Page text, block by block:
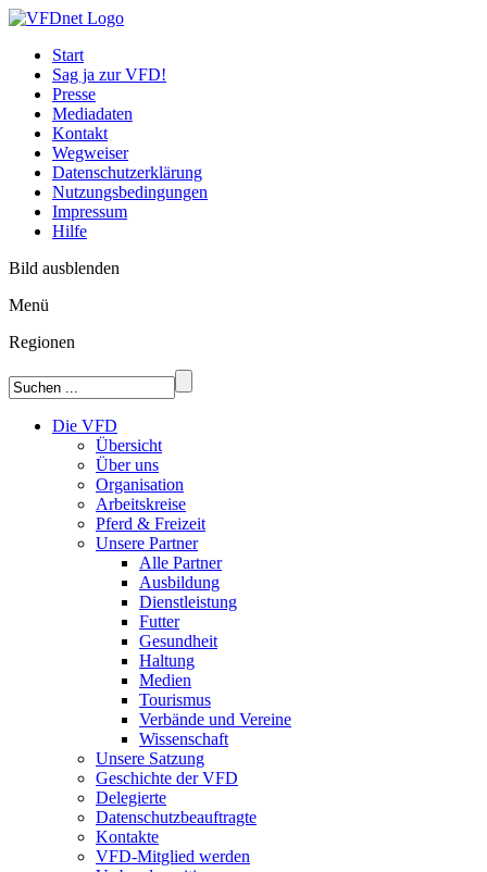
Start
Sag ja zur VFD!
Presse
Mediadaten
Kontakt
Wegweiser
Datenschutzerklärung
Nutzungsbedingungen
Impressum
Hilfe
Bild ausblenden
Menü
Regionen
Die VFD
Übersicht
Über uns
Organisation
Arbeitskreise
Pferd & Freizeit
Unsere Partner
Alle Partner
Ausbildung
Dienstleistung
Futter
Gesundheit
Haltung
Medien
Tourismus
Verbände und Vereine
Wissenschaft
Unsere Satzung
Geschichte der VFD
Delegierte
Datenschutzbeauftragte
Kontakte
VFD-Mitglied werden